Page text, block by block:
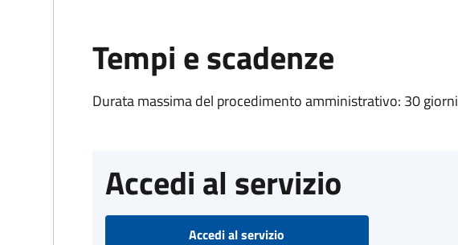
Tempi e scadenze
Durata massima del procedimento amministrativo: 30 giorni
Accedi al servizio
Accedi al servizio